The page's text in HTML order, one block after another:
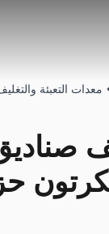
معدات التعبئة